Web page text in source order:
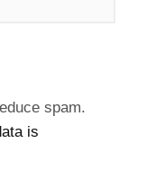
spam.
is